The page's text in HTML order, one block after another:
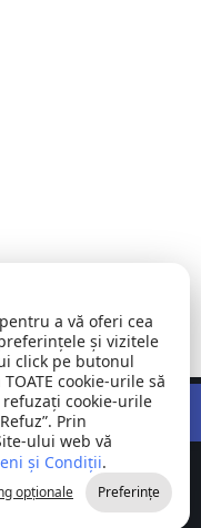
©
2026
Toate
drepturile
rezervate
Publice SRL
a vă oferi cea
și vizitele
click pe butonul
cookie-urile să
cookie-urile
Prin
ului web vă
și Condiții.
opționale Preferințe